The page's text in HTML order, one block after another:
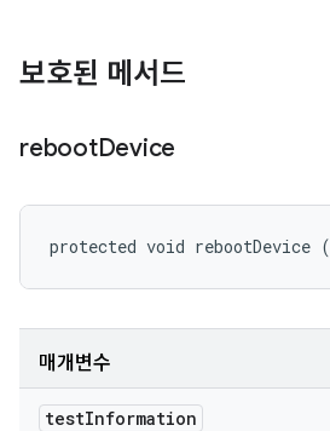
보호된 메서드
rebootDevice
protected void rebootDevice (
매개변수
testInformation